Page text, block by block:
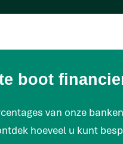
boot
van onze
hoeveel u kunt